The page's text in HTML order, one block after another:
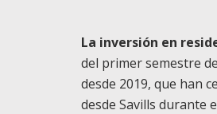
La inversión en
del primer semestre
desde 2019, que han
desde Savills durante